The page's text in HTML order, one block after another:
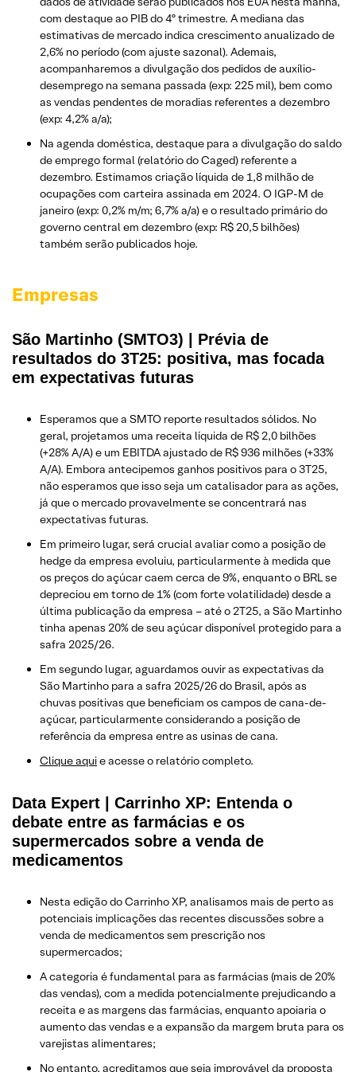
com destaque ao PIB do 4º trimestre. A mediana das
estimativas de mercado indica crescimento anualizado de
2,6% no período (com ajuste sazonal). Ademais,
acompanharemos a divulgação dos pedidos de auxílio-
desemprego na semana passada (exp: 225 mil), bem como
as vendas pendentes de moradias referentes a dezembro
(exp: 4,2% a/a);
Na agenda doméstica, destaque para a divulgação do saldo
de emprego formal (relatório do Caged) referente a
dezembro. Estimamos criação líquida de 1,8 milhão de
ocupações com carteira assinada em 2024. O IGP-M de
janeiro (exp: 0,2% m/m; 6,7% a/a) e o resultado primário do
governo central em dezembro (exp: R$ 20,5 bilhões)
também serão publicados hoje.
Empresas
São Martinho (SMTO3) | Prévia de
resultados do 3T25: positiva, mas focada
em expectativas futuras
Esperamos que a SMTO reporte resultados sólidos. No
geral, projetamos uma receita líquida de R$ 2,0 bilhões
(+28% A/A) e um EBITDA ajustado de R$ 936 milhões (+33%
A/A). Embora antecipemos ganhos positivos para o 3T25,
não esperamos que isso seja um catalisador para as ações,
já que o mercado provavelmente se concentrará nas
expectativas futuras.
Em primeiro lugar, será crucial avaliar como a posição de
hedge da empresa evoluiu, particularmente à medida que
os preços do açúcar caem cerca de 9%, enquanto o BRL se
depreciou em torno de 1% (com forte volatilidade) desde a
última publicação da empresa – até o 2T25, a São Martinho
tinha apenas 20% de seu açúcar disponível protegido para a
safra 2025/26.
Em segundo lugar, aguardamos ouvir as expectativas da
São Martinho para a safra 2025/26 do Brasil, após as
chuvas positivas que beneficiam os campos de cana-de-
açúcar, particularmente considerando a posição de
referência da empresa entre as usinas de cana.
Clique aquie acesse o relatório completo.
Data Expert | Carrinho XP: Entenda o
debate entre as farmácias e os
supermercados sobre a venda de
medicamentos
Nesta edição do Carrinho XP, analisamos mais de perto as
potenciais implicações das recentes discussões sobre a
venda de medicamentos sem prescrição nos
supermercados;
A categoria é fundamental para as farmácias (mais de 20%
das vendas), com a medida potencialmente prejudicando a
receita e as margens das farmácias, enquanto apoiaria o
aumento das vendas e a expansão da margem bruta para os
varejistas alimentares;
No entanto, acreditamos que seja improvável da proposta